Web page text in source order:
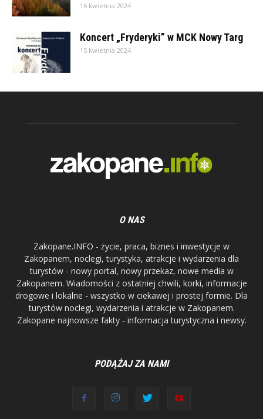
16 kwietnia 2024
Koncert „Fryderyki” w MCK Nowy Targ
15 kwietnia 2024
O NAS
Zakopane.INFO - życie, praca, biznes i inwestycje w
Zakopanem, noclegi, turystyka, atrakcje i wydarzenia dla
turystów - nowy portal, nowy przekaz, nowe media w
Zakopanem. Wiadomości z ostatniej chwili, korki, informacje
drogowe i lokalne - wszystko w ciekawej i prostej formie. Dla
turystów noclegi, wydarzenia i atrakcje w Zakopanem.
Zakopane najnowsze fakty - informacja turystyczna i newsy.
PODĄŻAJ ZA NAMI